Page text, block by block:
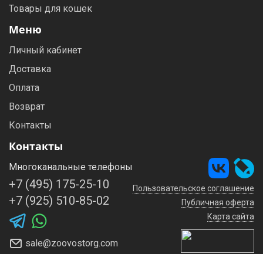
Товары для кошек
Меню
Личный кабинет
Доставка
Оплата
Возврат
Контакты
Контакты
Многоканальные телефоны
+7 (495) 175-25-10
+7 (925) 510-85-02
sale@zoovostorg.com
Пользовательское соглашение
Публичная оферта
Карта сайта